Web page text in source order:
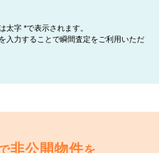
太字 *で表示されます。
入力することで瞬間査定をご利用いただ
非公開物件を